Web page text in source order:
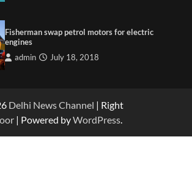
Fisherman swap petrol motors for electric
engines
admin July 18, 2018
Delhi News Channel | Right
| Powered byWordPress.